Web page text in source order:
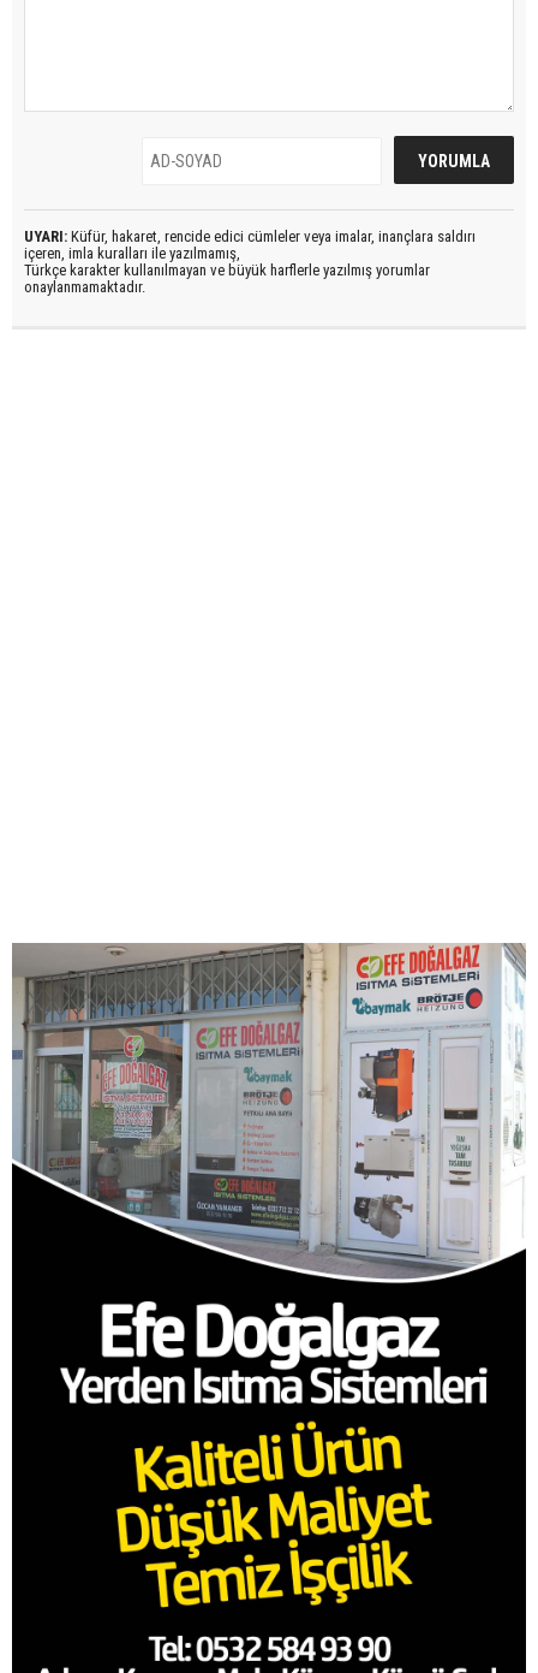
UYARI: Küfür, hakaret, rencide edici cümleler veya imalar, inançlara saldırı
içeren, imla kuralları ile yazılmamış,
Türkçe karakter kullanılmayan ve büyük harflerle yazılmış yorumlar
onaylanmamaktadır.